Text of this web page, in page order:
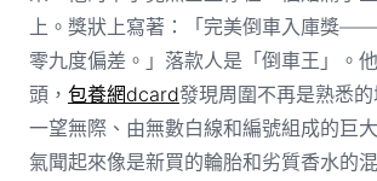
上。獎狀上寫著：「完美倒車入庫獎
零九度偏差。」落款人是「倒車王」。
頭， 包養網dcard發現周圍不再是熟悉
一望無際、由無數白線和編號組成的巨
氣聞起來像是新買的輪胎和劣質香水的